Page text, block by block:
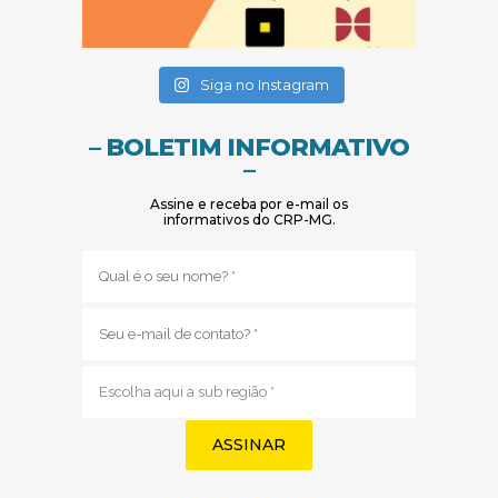
Siga no Instagram
– BOLETIM INFORMATIVO
–
Assine e receba por e-mail os
informativos do CRP-MG.
mail
região